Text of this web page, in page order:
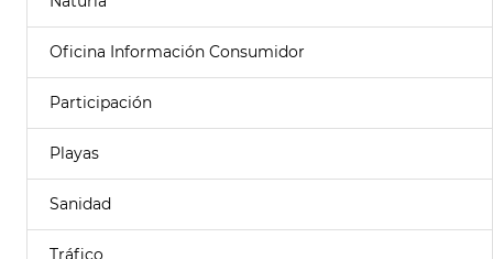
Oficina Información Consumidor
Participación
Playas
Sanidad
Tráfico